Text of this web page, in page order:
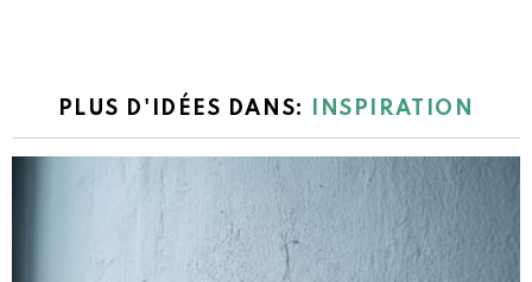
PLUS D'IDÉES DANS: INSPIRATION